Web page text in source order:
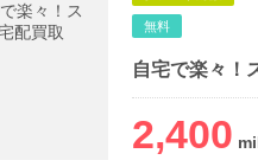
無料
自宅で楽々！
2,400